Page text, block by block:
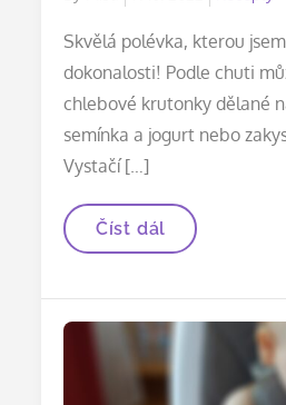
Skvělá polévka, kterou
dokonalosti! Podle chuti
chlebové krutonky dělané
semínka a jogurt nebo
Vystačí […]
Mrkvová
polévka
Číst dál